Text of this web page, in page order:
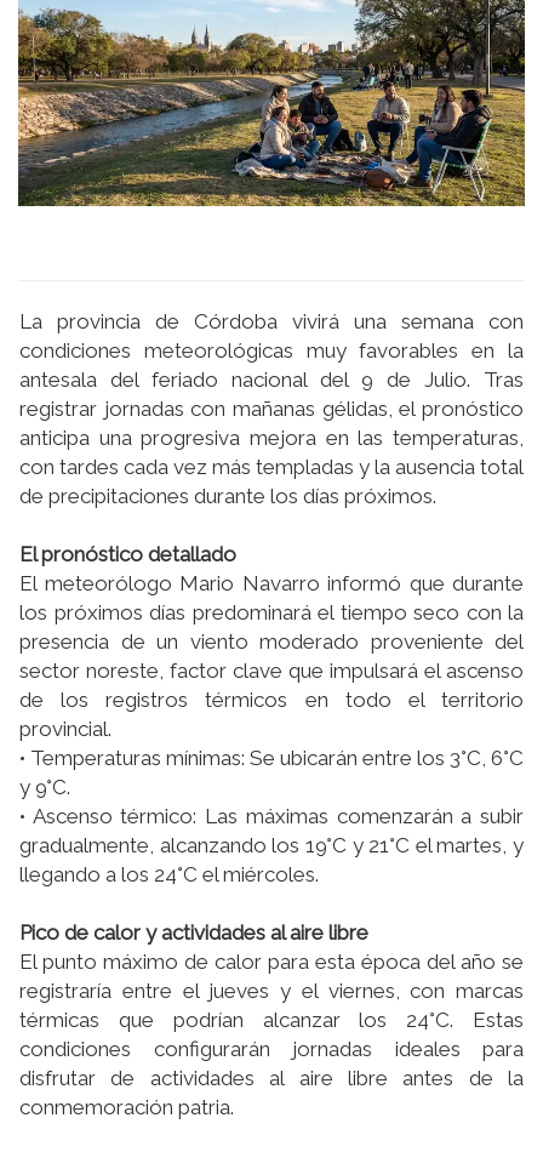
La provincia de Córdoba vivirá una semana con
condiciones meteorológicas muy favorables en la
antesala del feriado nacional del 9 de Julio. Tras
registrar jornadas con mañanas gélidas, el pronóstico
anticipa una progresiva mejora en las temperaturas,
con tardes cada vez más templadas y la ausencia total
de precipitaciones durante los días próximos.
El pronóstico detallado
El meteorólogo Mario Navarro informó que durante
los próximos días predominará el tiempo seco con la
presencia de un viento moderado proveniente del
sector noreste, factor clave que impulsará el ascenso
de los registros térmicos en todo el territorio
provincial.
• Temperaturas mínimas: Se ubicarán entre los 3°C, 6°C
y 9°C.
• Ascenso térmico: Las máximas comenzarán a subir
gradualmente, alcanzando los 19°C y 21°C el martes, y
llegando a los 24°C el miércoles.
Pico de calor y actividades al aire libre
El punto máximo de calor para esta época del año se
registraría entre el jueves y el viernes, con marcas
térmicas que podrían alcanzar los 24°C. Estas
condiciones configurarán jornadas ideales para
disfrutar de actividades al aire libre antes de la
conmemoración patria.